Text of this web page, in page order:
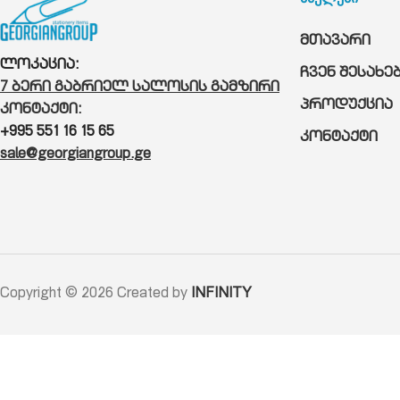
ლოკაცია:
7 ბერი გაბრიელ სალოსის გამზირი
კონტაქტი:
+995 551 16 15 65
sale@georgiangroup.ge
მთავარი
ჩვენ
პროდუქცია
კონტაქტი
Copyright © 2026 Created by INFINITY